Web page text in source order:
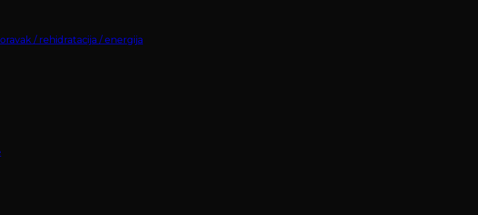
/ rehidratacija / energija